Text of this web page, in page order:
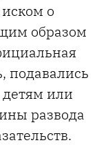
о
образом
подавались
или
развода